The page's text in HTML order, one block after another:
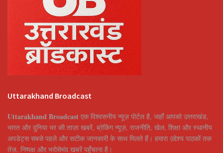
Uttarakhand Broadcast
Uttarakhand Broadcast एक विश्वसनीय न्यूज़ पोर्टल है, जहाँ आपको उत्तराखंड,
भारत और दुनिया भर की ताज़ा खबरें, ब्रेकिंग न्यूज़, राजनीति, खेल, शिक्षा और स्थानीय
अपडेट्स सबसे पहले और सटीक जानकारी के साथ मिलते हैं। हमारा उद्देश्य पाठकों तक
तेज़, निष्पक्ष और भरोसेमंद खबरें पहुँचाना है।